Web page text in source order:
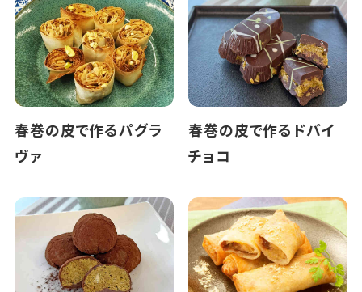
春巻の皮で作るパグラ
ヴァ
春巻の皮で作るドバイ
チョコ